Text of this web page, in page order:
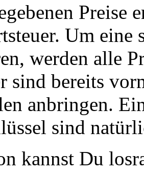
Preise
Um eine
werden alle
sind bereits
anbringen.
sind
kannst Du